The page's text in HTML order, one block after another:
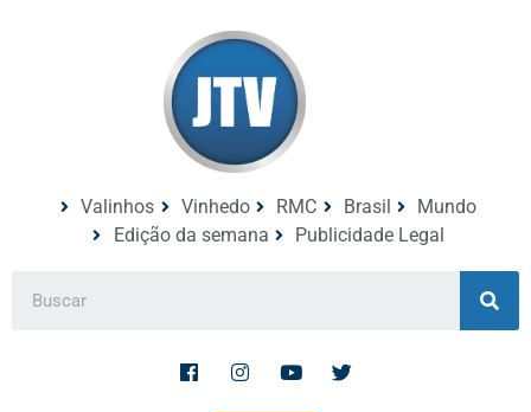
Valinhos Vinhedo RMC Brasil
Mundo
Edição da semana
Publicidade Legal